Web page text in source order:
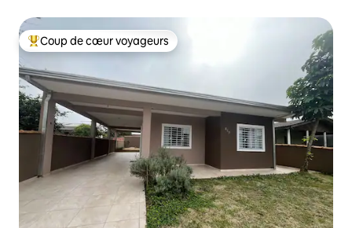
Coups de cœur voyageurs les plus appréciés
Coup de cœur voyageurs